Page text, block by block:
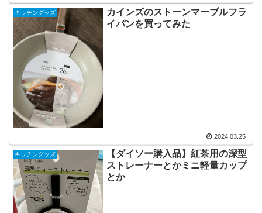
キッチングッズ
カインズのストーンマーブルフラ
イパンを買ってみた
2024.03.25
キッチングッズ
【ダイソー購入品】紅茶用の深型
ストレーナーとかミニ軽量カップ
とか